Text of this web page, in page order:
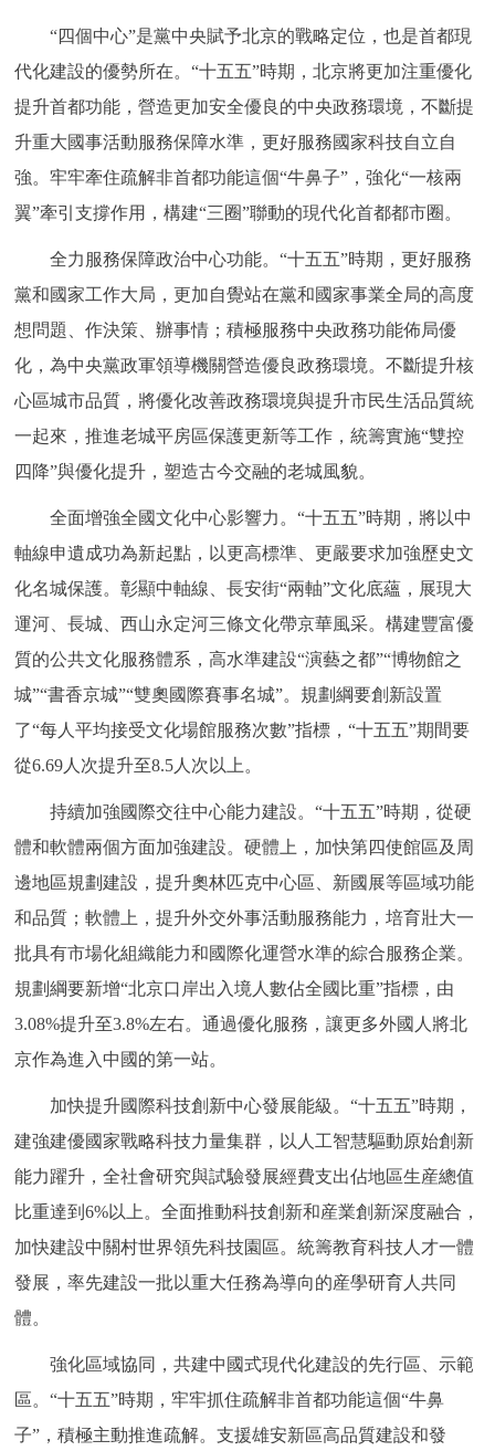
北京概況 十六區概覽 人文北京
綠色北京 圖説北京 視頻北京
多語種
ENGLISH 한국어 日本語
ESPAÑOL العربية PORTUGUÊS
ITALIANO
“四個中心”是黨中央賦予北京的戰略定位，也是首都現
代化建設的優勢所在。“十五五”時期，北京將更加注重優化
提升首都功能，營造更加安全優良的中央政務環境，不斷提
升重大國事活動服務保障水準，更好服務國家科技自立自
強。牢牢牽住疏解非首都功能這個“牛鼻子”，強化“一核兩
翼”牽引支撐作用，構建“三圈”聯動的現代化首都都市圈。
全力服務保障政治中心功能。“十五五”時期，更好服務
黨和國家工作大局，更加自覺站在黨和國家事業全局的高度
想問題、作決策、辦事情；積極服務中央政務功能佈局優
化，為中央黨政軍領導機關營造優良政務環境。不斷提升核
心區城市品質，將優化改善政務環境與提升市民生活品質統
一起來，推進老城平房區保護更新等工作，統籌實施“雙控
四降”與優化提升，塑造古今交融的老城風貌。
全面增強全國文化中心影響力。“十五五”時期，將以中
軸線申遺成功為新起點，以更高標準、更嚴要求加強歷史文
化名城保護。彰顯中軸線、長安街“兩軸”文化底蘊，展現大
運河、長城、西山永定河三條文化帶京華風采。構建豐富優
質的公共文化服務體系，高水準建設“演藝之都”“博物館之
城”“書香京城”“雙奧國際賽事名城”。規劃綱要創新設置
了“每人平均接受文化場館服務次數”指標，“十五五”期間要
從6.69人次提升至8.5人次以上。
持續加強國際交往中心能力建設。“十五五”時期，從硬
體和軟體兩個方面加強建設。硬體上，加快第四使館區及周
邊地區規劃建設，提升奧林匹克中心區、新國展等區域功能
和品質；軟體上，提升外交外事活動服務能力，培育壯大一
批具有市場化組織能力和國際化運營水準的綜合服務企業。
規劃綱要新增“北京口岸出入境人數佔全國比重”指標，由
3.08%提升至3.8%左右。通過優化服務，讓更多外國人將北
京作為進入中國的第一站。
加快提升國際科技創新中心發展能級。“十五五”時期，
建強建優國家戰略科技力量集群，以人工智慧驅動原始創新
能力躍升，全社會研究與試驗發展經費支出佔地區生産總值
比重達到6%以上。全面推動科技創新和産業創新深度融合，
加快建設中關村世界領先科技園區。統籌教育科技人才一體
發展，率先建設一批以重大任務為導向的産學研育人共同
體。
強化區域協同，共建中國式現代化建設的先行區、示範
區。“十五五”時期，牢牢抓住疏解非首都功能這個“牛鼻
子”，積極主動推進疏解。支援雄安新區高品質建設和發